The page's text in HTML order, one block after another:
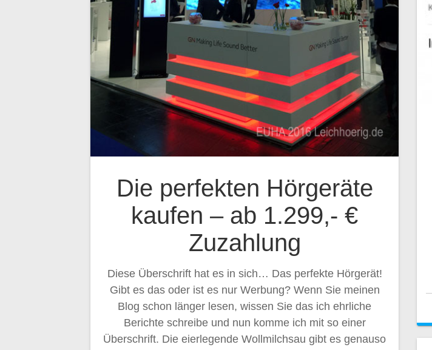
Die perfekten Hörgeräte
kaufen – ab 1.299,- €
Zuzahlung
Diese Überschrift hat es in sich… Das perfekte Hörgerät!
Gibt es das oder ist es nur Werbung? Wenn Sie meinen
Blog schon länger lesen, wissen Sie das ich ehrliche
Berichte schreibe und nun komme ich mit so einer
Überschrift. Die eierlegende Wollmilchsau gibt es genauso